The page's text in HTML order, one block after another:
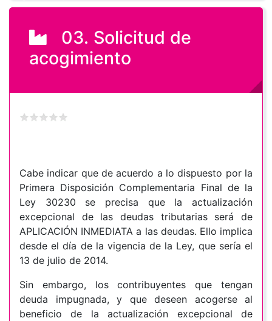
03. Solicitud de
acogimiento
Cabe indicar que de acuerdo a lo dispuesto por la
Primera Disposición Complementaria Final de la
Ley 30230 se precisa que la actualización
excepcional de las deudas tributarias será de
APLICACIÓN INMEDIATA a las deudas. Ello implica
desde el día de la vigencia de la Ley, que sería el
13 de julio de 2014.
Sin embargo, los contribuyentes que tengan
deuda impugnada, y que deseen acogerse al
beneficio de la actualización excepcional de